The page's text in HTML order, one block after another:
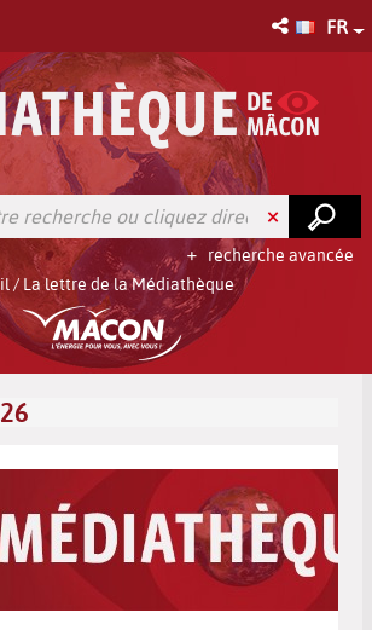
FR
recherche avancée
/ La lettre de la Médiathèque